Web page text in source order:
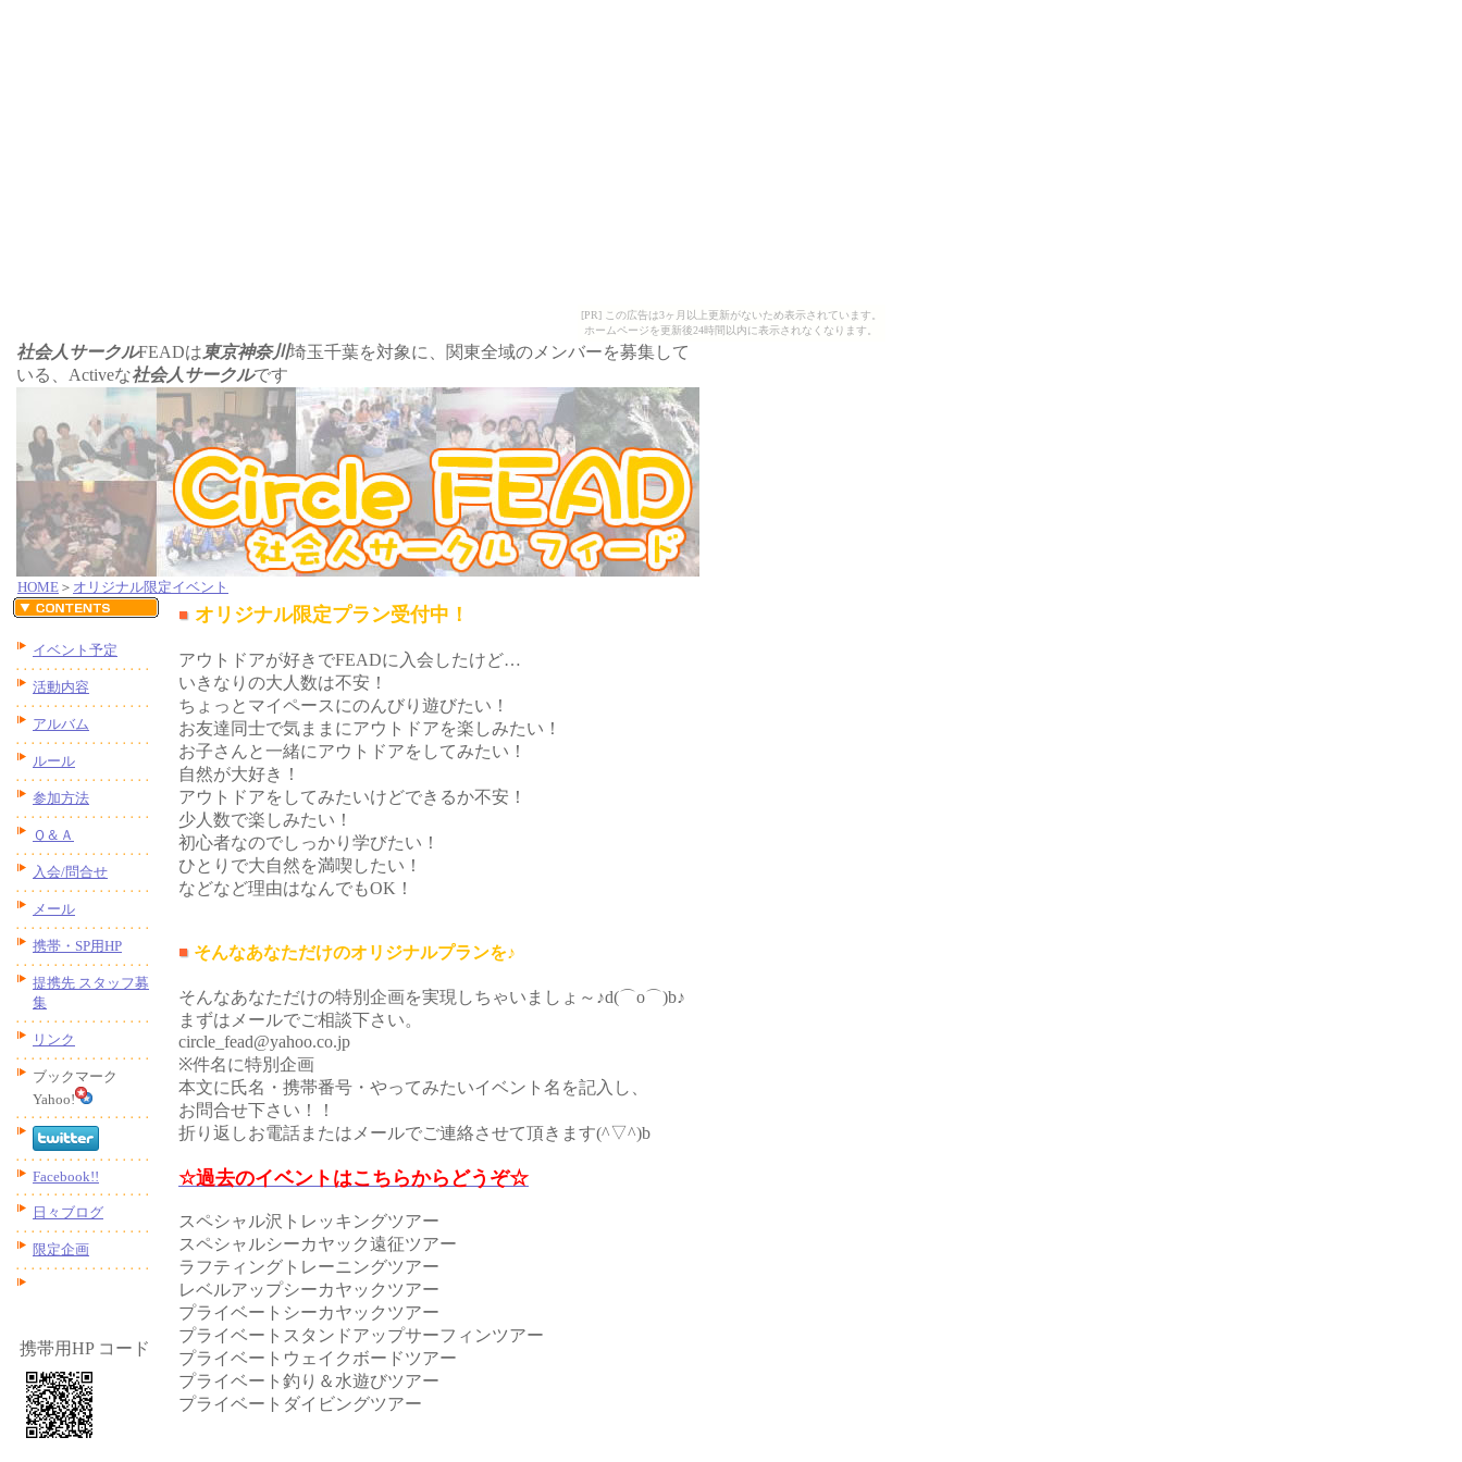
[PR] この広告は3ヶ月以上更新がないため表示されています。
ホームページを更新後24時間以内に表示されなくなります。
社会人サークルFEADは東京神奈川埼玉千葉を対象に、関東全域のメンバーを募集して
いる、Activeな社会人サークルです
HOME ＞ オリジナル限定イベント
イベント予定
活動内容
アルバム
ルール
参加方法
Ｑ＆Ａ
入会/問合せ
メール
携帯・SP用HP
提携先 スタッフ募
集
リンク
ブックマーク
Yahoo!
Facebook!!
日々ブログ
限定企画
携帯用HP コード
オリジナル限定プラン受付中！
アウトドアが好きでFEADに入会したけど…
いきなりの大人数は不安！
ちょっとマイペースにのんびり遊びたい！
お友達同士で気ままにアウトドアを楽しみたい！
お子さんと一緒にアウトドアをしてみたい！
自然が大好き！
アウトドアをしてみたいけどできるか不安！
少人数で楽しみたい！
初心者なのでしっかり学びたい！
ひとりで大自然を満喫したい！
などなど理由はなんでもOK！
そんなあなただけのオリジナルプランを♪
そんなあなただけの特別企画を実現しちゃいましょ～♪d(⌒o⌒)b♪
まずはメールでご相談下さい。
circle_fead@yahoo.co.jp
※件名に特別企画
本文に氏名・携帯番号・やってみたいイベント名を記入し、
お問合せ下さい！！
折り返しお電話またはメールでご連絡させて頂きます(^▽^)b
☆過去のイベントはこちらからどうぞ☆
スペシャル沢トレッキングツアー
スペシャルシーカヤック遠征ツアー
ラフティングトレーニングツアー
レベルアップシーカヤックツアー
プライベートシーカヤックツアー
プライベートスタンドアップサーフィンツアー
プライベートウェイクボードツアー
プライベート釣り＆水遊びツアー
プライベートダイビングツアー